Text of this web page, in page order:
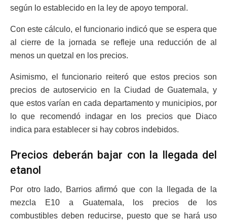
según lo establecido en la ley de apoyo temporal.
Con este cálculo, el funcionario indicó que se espera que
al cierre de la jornada se refleje una reducción de al
menos un quetzal en los precios.
Asimismo, el funcionario reiteró que estos precios son
precios de autoservicio en la Ciudad de Guatemala, y
que estos varían en cada departamento y municipios, por
lo que recomendó indagar en los precios que Diaco
indica para establecer si hay cobros indebidos.
Precios deberán bajar con la llegada del
etanol
Por otro lado, Barrios afirmó que con la llegada de la
mezcla E10 a Guatemala, los precios de los
combustibles deben reducirse, puesto que se hará uso